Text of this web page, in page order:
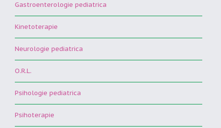
Gastroenterologie pediatrica
Kinetoterapie
Neurologie pediatrica
O.R.L.
Psihologie pediatrica
Psihoterapie